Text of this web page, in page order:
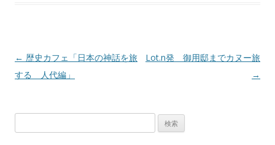
Post navigation
← 歴史カフェ「日本の神話を旅
する 人代編」
Lot.n発 御用邸までカヌー旅
→
索: